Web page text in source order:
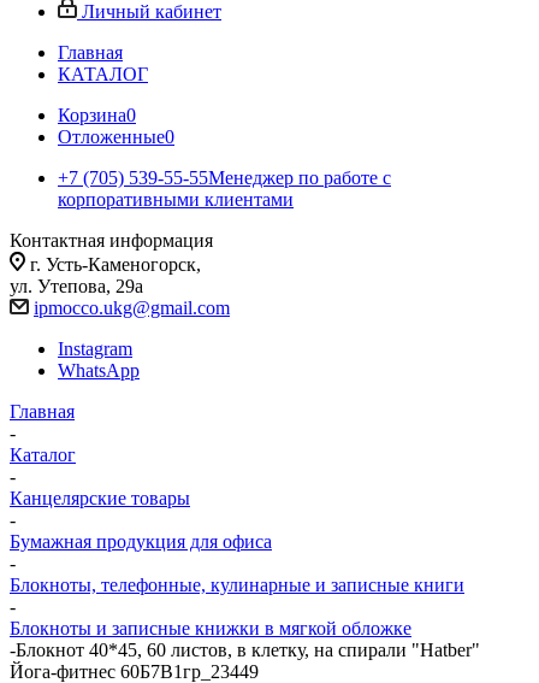
Личный кабинет
Главная
КАТАЛОГ
Корзина0
Отложенные0
+7 (705) 539-55-55Менеджер по работе с
корпоративными клиентами
Контактная информация
г. Усть-Каменогорск,
ул. Утепова, 29а
ipmocco.ukg@gmail.com
Instagram
WhatsApp
Главная
-
Каталог
-
Канцелярские товары
-
Бумажная продукция для офиса
-
Блокноты, телефонные, кулинарные и записные книги
-
Блокноты и записные книжки в мягкой обложке
-Блокнот 40*45, 60 листов, в клетку, на спирали "Hatber"
Йога-фитнес 60Б7B1гр_23449